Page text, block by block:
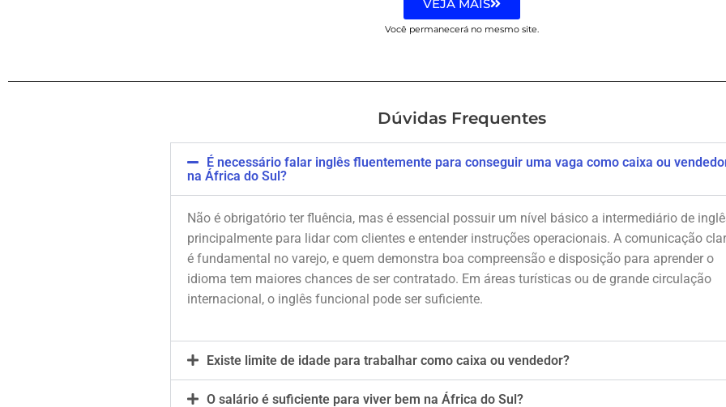
VEJA MAIS
Você permanecerá no mesmo site.
Dúvidas Frequentes
É necessário falar inglês fluentemente para conseguir uma vaga como caixa ou
na África do Sul?
Não é obrigatório ter fluência, mas é essencial possuir um nível básico a intermediário de
principalmente para lidar com clientes e entender instruções operacionais. A comunicação
é fundamental no varejo, e quem demonstra boa compreensão e disposição para aprender o
idioma tem maiores chances de ser contratado. Em áreas turísticas ou de grande circulação
internacional, o inglês funcional pode ser suficiente.
Existe limite de idade para trabalhar como caixa ou vendedor?
O salário é suficiente para viver bem na África do Sul?